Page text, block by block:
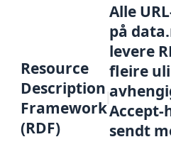
Resource
Description
Framework
(RDF)
Alle
på
levere
fleire
Accept-
sendt